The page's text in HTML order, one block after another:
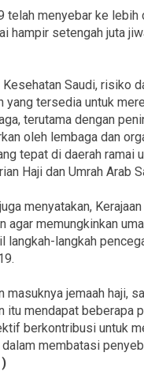
menyebar ke lebih
hampir setengah juta
Saudi, risiko
yang tersedia untuk
terutama dengan
oleh lembaga dan
tepat di daerah ramai
Haji dan Umrah Arab
menyatakan,
agar memungkinkan
langkah-langkah
masuknya jemaah haji,
itu mendapat beberapa
berkontribusi untuk
membatasi